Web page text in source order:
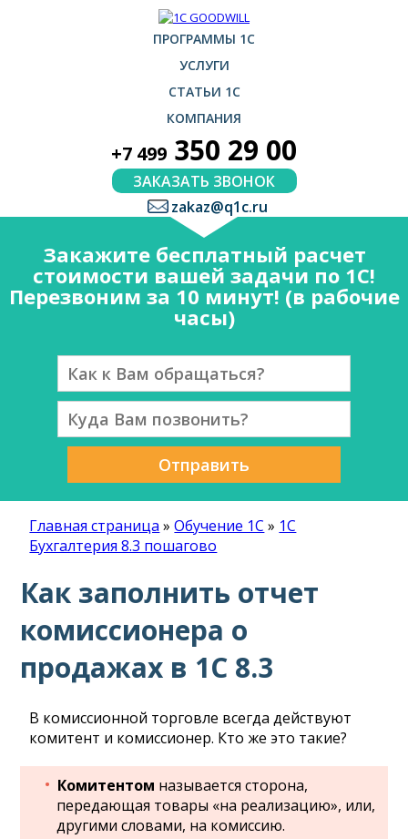
ПРОГРАММЫ 1С
УСЛУГИ
СТАТЬИ 1С
КОМПАНИЯ
+7 499 350 29 00
ЗАКАЗАТЬ ЗВОНОК
zakaz@q1c.ru
Закажите бесплатный расчет
стоимости вашей задачи по 1С!
Перезвоним за 10 минут! (в рабочие
часы)
Отправить
Главная страница »Обучение 1С » 1С
Бухгалтерия 8.3 пошагово
Как заполнить отчет
комиссионера о
продажах в 1С 8.3
В комиссионной торговле всегда действуют
комитент и комиссионер. Кто же это такие?
Комитентом называется сторона,
передающая товары «на реализацию», или,
другими словами, на комиссию.